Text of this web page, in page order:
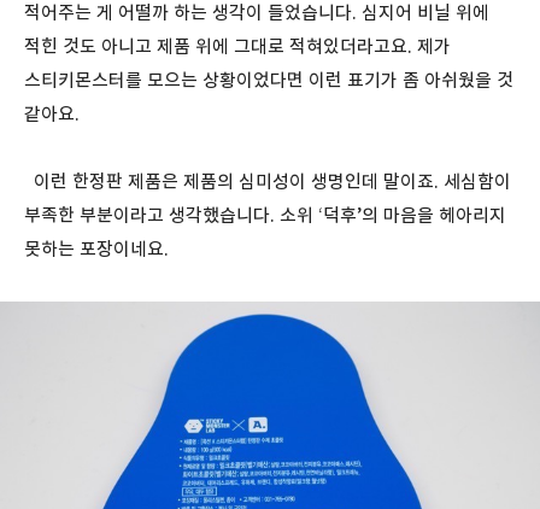
적어주는 게 어떨까 하는 생각이 들었습니다. 심지어 비닐 위에
적힌 것도 아니고 제품 위에 그대로 적혀있더라고요. 제가
스티키몬스터를 모으는 상황이었다면 이런 표기가 좀 아쉬웠을 것
같아요.
이런 한정판 제품은 제품의 심미성이 생명인데 말이죠. 세심함이
부족한 부분이라고 생각했습니다. 소위 ‘덕후’의 마음을 헤아리지
못하는 포장이네요.